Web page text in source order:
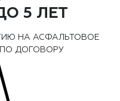
5 ЛЕТ
НА АСФАЛЬТОВОЕ
ПО ДОГОВОРУ